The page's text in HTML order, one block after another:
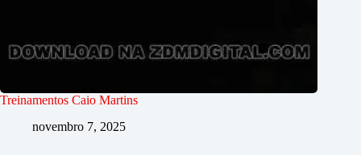
Treinamentos Caio Martins
novembro 7, 2025